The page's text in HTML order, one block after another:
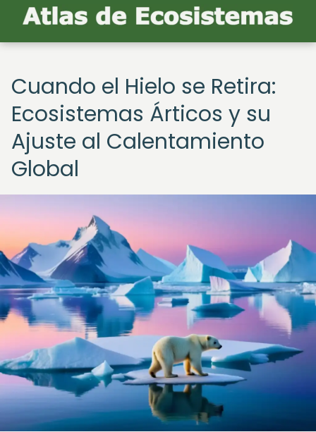
Cuando el Hielo se Retira:
Ecosistemas Árticos y su
Ajuste al Calentamiento
Global